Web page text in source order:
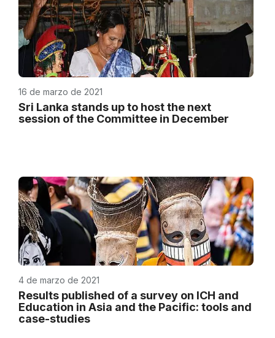
16 de marzo de 2021
Sri Lanka stands up to host the next
session of the Committee in December
4 de marzo de 2021
Results published of a survey on ICH and
Education in Asia and the Pacific: tools and
case-studies